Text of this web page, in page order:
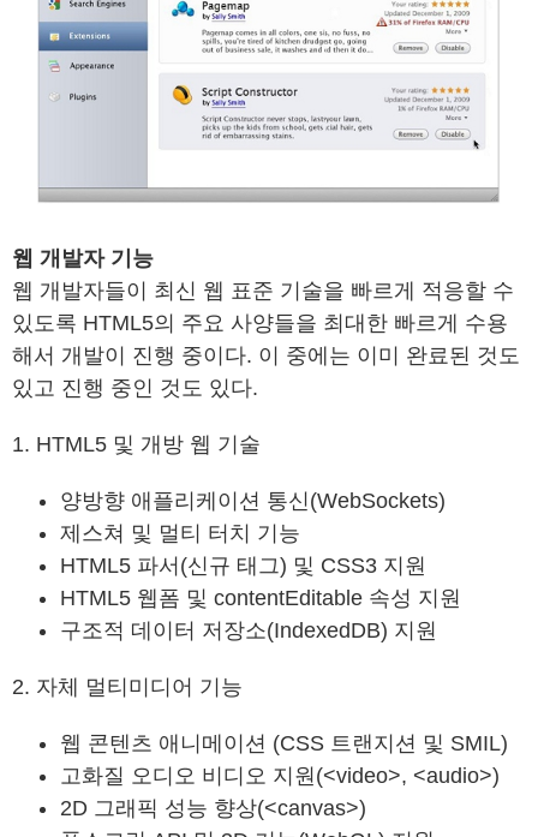
웹 개발자 기능
웹 개발자들이 최신 웹 표준 기술을 빠르게 적응할 수
있도록 HTML5의 주요 사양들을 최대한 빠르게 수용
해서 개발이 진행 중이다. 이 중에는 이미 완료된 것도
있고 진행 중인 것도 있다.
1. HTML5 및 개방 웹 기술
양방향 애플리케이션 통신(WebSockets)
제스쳐 및 멀티 터치 기능
HTML5 파서(신규 태그) 및 CSS3 지원
HTML5 웹폼 및 contentEditable 속성 지원
구조적 데이터 저장소(IndexedDB) 지원
2. 자체 멀티미디어 기능
웹 콘텐츠 애니메이션 (CSS 트랜지션 및 SMIL)
고화질 오디오 비디오 지원(<video>, <audio>)
2D 그래픽 성능 향상(<canvas>)